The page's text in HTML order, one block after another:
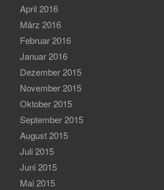
April 2016
März 2016
Februar 2016
Januar 2016
Dezember 2015
November 2015
Oktober 2015
September 2015
August 2015
Juli 2015
Juni 2015
Mai 2015